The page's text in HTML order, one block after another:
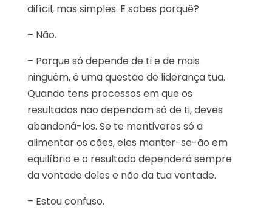
difícil, mas simples. E sabes porquê?
– Não.
– Porque só depende de ti e de mais
ninguém, é uma questão de liderança tua.
Quando tens processos em que os
resultados não dependam só de ti, deves
abandoná-los. Se te mantiveres só a
alimentar os cães, eles manter-se-ão em
equilíbrio e o resultado dependerá sempre
da vontade deles e não da tua vontade.
– Estou confuso.